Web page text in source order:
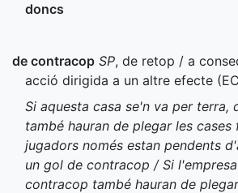
doncs
de contracop SP, de retop / a
acció dirigida a un altre efecte (EC
Si aquesta casa se'n va per terra,
també hauran de plegar les cases
jugadors només estan pendents
un gol de contracop / Si
contracop també hauran de